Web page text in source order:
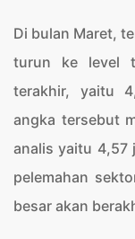
Di bulan Maret,
turun ke level
terakhir, yaitu
angka tersebut
analis yaitu 4,57
pelemahan
besar akan